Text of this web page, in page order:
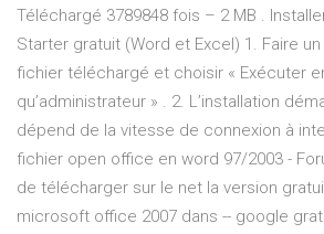
Téléchargé 3789848 fois – 2 MB .
Starter gratuit (Word et Excel) 1. Faire
fichier téléchargé et choisir « Exécuter
qu’administrateur » . 2. L’installation
dépend de la vitesse de connexion à
fichier open office en word 97/2003 -
de télécharger sur le net la version
microsoft office 2007 dans -- google